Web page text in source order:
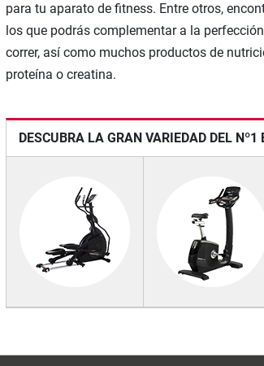
para tu aparato de fitness. Entre otros,
los que podrás complementar a la
correr, así como muchos productos de
proteína o creatina.
DESCUBRA LA GRAN VARIEDAD DEL